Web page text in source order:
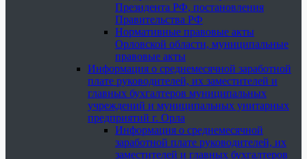
Президента РФ, постановления
Правительства РФ
Нормативные правовые акты
Орловской области, муниципальные
правовые акты
Информация о среднемесячной заработной
плате руководителей, их заместителей и
главных бухгалтеров муниципальных
учреждений и муниципальных унитарных
предприятий г. Орла
Информация о среднемесячной
заработной плате руководителей, их
заместителей и главных бухгалтеров